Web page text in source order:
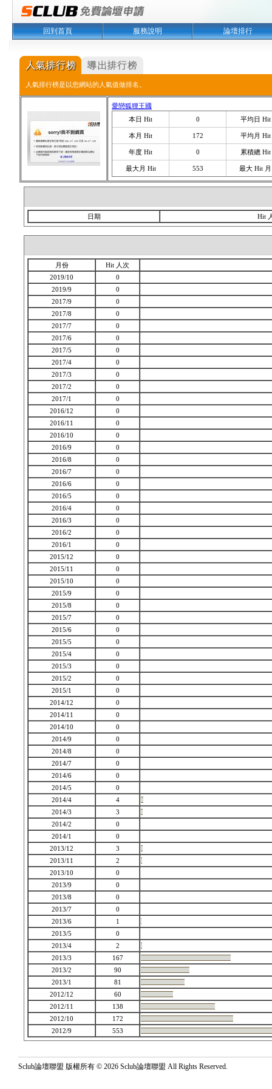
回到首頁 服務說明 論壇排行
人氣排行榜是以您網站的人氣值做排名。
愛戀狐狸王國
本日 Hit
0 平均日 Hit
本月 Hit 172 平均月 Hit
年度 Hit 0 累積總 Hit
最大月 Hit 553 最大 Hit 月
日期 Hit
月份
Hit 人次
2019/10
0
2019/9
0
2017/9
0
2017/8
0
2017/7
0
2017/6
0
2017/5
0
2017/4
0
2017/3
0
2017/2
0
2017/1
0
2016/12
0
2016/11
0
2016/10
0
2016/9
0
2016/8
0
2016/7
0
2016/6
0
2016/5
0
2016/4
0
2016/3
0
2016/2
0
2016/1
0
2015/12
0
2015/11
0
2015/10
0
2015/9
0
2015/8
0
2015/7
0
2015/6
0
2015/5
0
2015/4
0
2015/3
0
2015/2
0
2015/1
0
2014/12
0
2014/11
0
2014/10
0
2014/9
0
2014/8
0
2014/7
0
2014/6
0
2014/5
0
2014/4
4
2014/3
3
2014/2
0
2014/1
0
2013/12
3
2013/11
2
2013/10
0
2013/9
0
2013/8
0
2013/7
0
2013/6
1
2013/5
0
2013/4
2
2013/3
167
2013/2
90
2013/1
81
2012/12
60
2012/11
138
2012/10
172
2012/9
553
Sclub論壇聯盟 版權所有 © 2026 Sclub論壇聯盟 All Rights Reserved.